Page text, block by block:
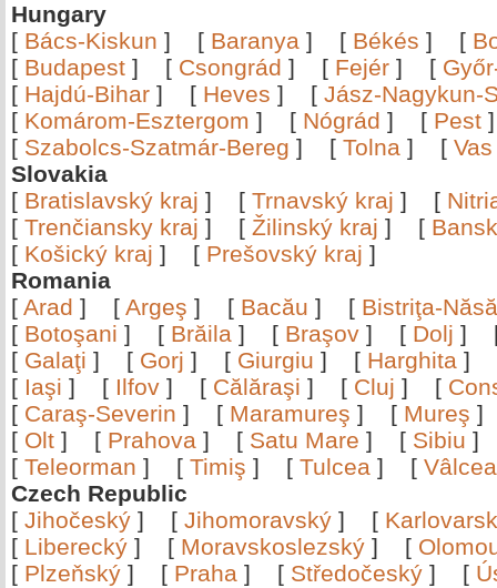
Hungary
[ Bács-Kiskun ] [ Baranya ] [ Békés ] [
[ Budapest ] [ Csongrád ] [ Fejér ] [
[ Hajdú-Bihar ] [ Heves ] [ Jász-Nagykun-
[ Komárom-Esztergom ] [ Nógrád ] [ Pest
[ Szabolcs-Szatmár-Bereg ] [ Tolna ] [ Vas
Slovakia
[ Bratislavský kraj ] [ Trnavský kraj ] [
[ Trenčiansky kraj ] [ Žilinský kraj ] [
[ Košický kraj ] [ Prešovský kraj ]
Romania
[ Arad ] [ Argeş ] [ Bacău ] [ Bistriţa-
[ Botoşani ] [ Brăila ] [ Braşov ] [ Dolj ]
[ Galaţi ] [ Gorj ] [ Giurgiu ] [ Harghita ]
[ Iaşi ] [ Ilfov ] [ Călăraşi ] [ Cluj ] [
[ Caraş-Severin ] [ Maramureş ] [ Mureş
[ Olt ] [ Prahova ] [ Satu Mare ] [ Sibiu
[ Teleorman ] [ Timiş ] [ Tulcea ] [
Czech Republic
[ Jihočeský ] [ Jihomoravský ] [
[ Liberecký ] [ Moravskoslezský ] [
[ Plzeňský ] [ Praha ] [ Středočeský ] [